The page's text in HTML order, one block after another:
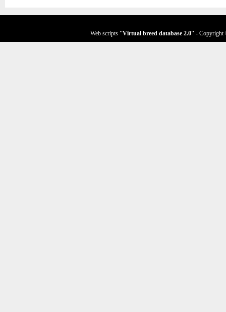
Web scripts ''Virtual breed database 2.0'' - Copyright